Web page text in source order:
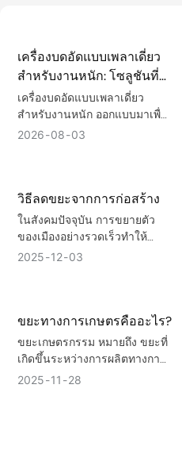
เครื่องบดอัดแบบเพลาเดี่ยว
สำหรับงานหนัก: โซลูชันที่
เชื่อถือได้สำหรับการรีไซเคิล
พลาสติก ยาง และขยะ
อุตสาหกรรม
เครื่องบดอัดแบบเพลาเดี่ยว
สำหรับงานหนัก ออกแบบมาเพื่อ
การแปรรูปพลาสติก ยาง และ
ยืดหยุ่น ใบมีดแบบกลับด้านได้
และการออกแบบที่ต้องการการ
บำรุงรักษาต่ำ จึงเป็นโซลูชันที่
รีไซเคิลสมัยใหม่และการผลิตที่
2026 08 03
วิธีลดขยะจากการก่อสร้าง
ในสังคมปัจจุบัน การขยายตัว
ของเมืองอย่างรวดเร็วทำให้
อุตสาหกรรมก่อสร้างเฟื่องฟู แต่
ใช้ประโยชน์ ขยะก่อสร้างซึ่ง
เป็นส่วนประกอบสำคัญของขยะ
มูลฝอยในเขตเมือง ถูกผลิตขึ้นใน
ขึ้นอย่างรวดเร็ว
2025 12 03
ขยะทางการเกษตรคืออะไร?
ขยะเกษตรกรรม หมายถึง ขยะที่
เกิดขึ้นระหว่างการผลิตทางการ
เกษตร การแปรรูปผลผลิต
2025 11 28